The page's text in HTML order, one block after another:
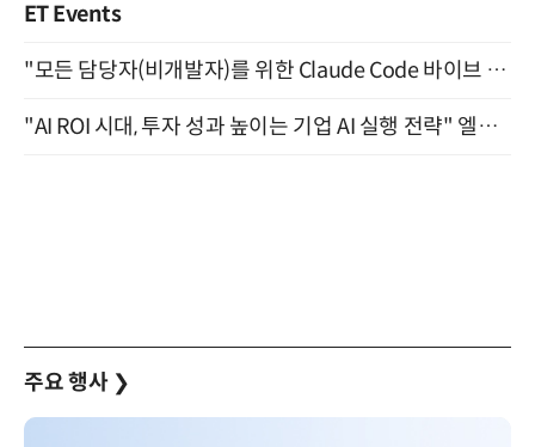
ET Events
"모든 담당자(비개발자)를 위한 Claude Code 바이브 코딩 2-day 부트캠프" 9월 16~17일 개최
"AI ROI 시대, 투자 성과 높이는 기업 AI 실행 전략" 엘타워 6층 (9월 18일)
주요 행사 ❯